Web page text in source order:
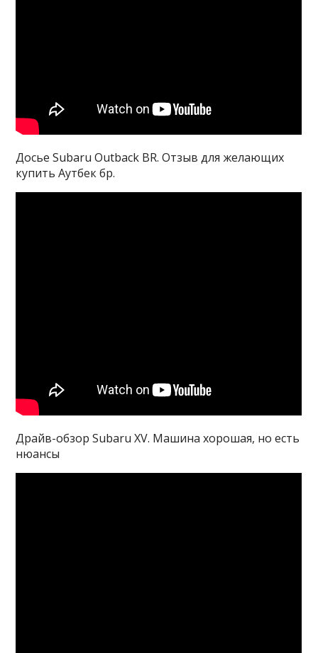
Досье Subaru Outback BR. Отзыв для желающих
купить Аутбек бр.
Драйв-обзор Subaru XV. Машина хорошая, но есть
нюансы